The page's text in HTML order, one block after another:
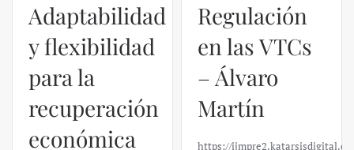
Adaptabilidad
y flexibilidad
para la
recuperación
económica
Regulación
en las VTCs
– Álvaro
Martín
https://